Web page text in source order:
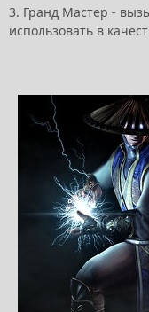
3. Гранд Мастер -
использовать в